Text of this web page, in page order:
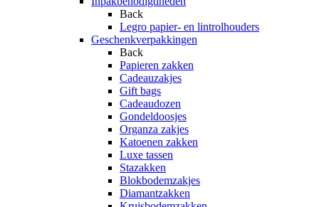
Back
Legro papier- en lintrolhouders
Geschenkverpakkingen
Back
Papieren zakken
Cadeauzakjes
Gift bags
Cadeaudozen
Gondeldoosjes
Organza zakjes
Katoenen zakken
Luxe tassen
Stazakken
Blokbodemzakjes
Diamantzakken